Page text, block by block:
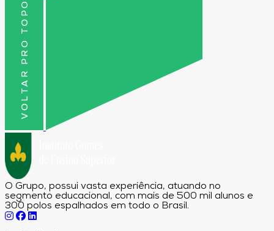
VOLTAR PRO TOPO
O Grupo, possui vasta experiência, atuando no
segmento educacional, com mais de 500 mil alunos e
300 polos espalhados em todo o Brasil.